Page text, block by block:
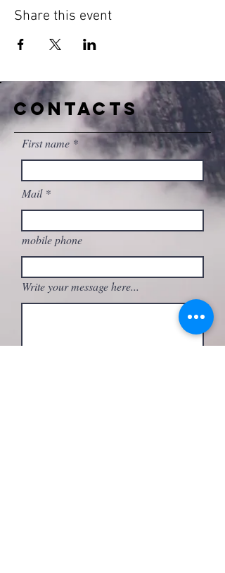
Share this event
CONTACTS
First name
Mail
mobile phone
Write your message here...